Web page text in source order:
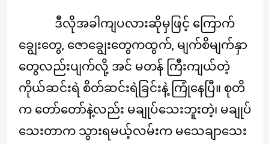
ဒီလိုအခါကျပလားဆိုမှဖြင့် ကြောက်
ချွေးတွေ, ဇောချွေးတွေကထွက်, မျက်စိမျက်နှာ
တွေလည်းပျက်လို့ အင် မတန် ကြီးကျယ်တဲ့
ကိုယ်ဆင်းရဲ စိတ်ဆင်းရဲခြင်းနဲ့ ကြုံနေပြီ။ စုတိ
က တော်တော်နဲ့လည်း မချုပ်သေးဘူးတဲ့၊ မချုပ်
သေးတာက သွားရမယ့်လမ်းက မသေချာသေး